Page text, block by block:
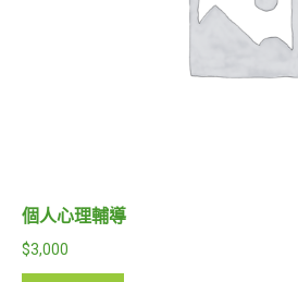
個人心理輔導
$3,000